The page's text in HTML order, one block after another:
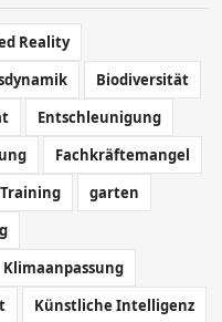
Reality
Biodiversität
Entschleunigung
Fachkräftemangel
garten
Klimaanpassung
Künstliche Intelligenz